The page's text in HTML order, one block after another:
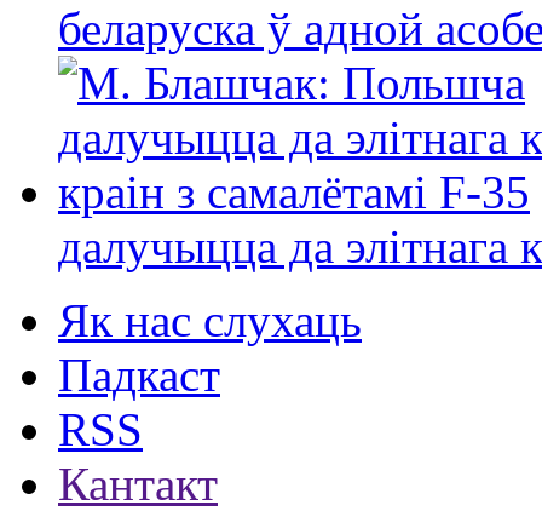
беларуска ў адной
далучыцца да элітнага
Як нас слухаць
Падкаст
RSS
Кантакт